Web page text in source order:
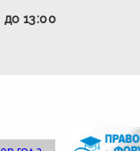
13:00